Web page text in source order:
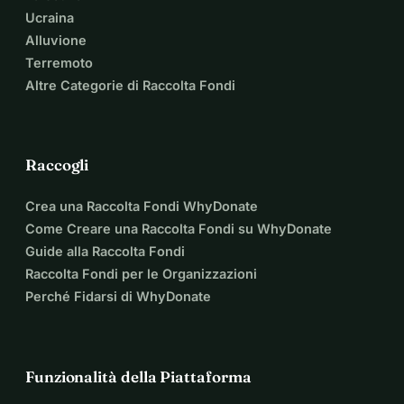
Ucraina
Alluvione
Terremoto
Altre Categorie di Raccolta Fondi
Raccogli
Crea una Raccolta Fondi WhyDonate
Come Creare una Raccolta Fondi su WhyDonate
Guide alla Raccolta Fondi
Raccolta Fondi per le Organizzazioni
Perché Fidarsi di WhyDonate
Funzionalità della Piattaforma